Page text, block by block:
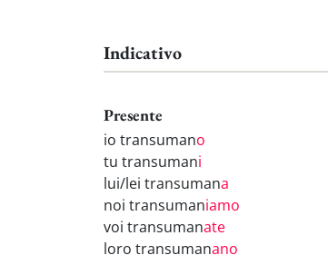
Indicativo
Presente
io transumano
tu transumani
lui/lei transumana
noi transumaniamo
voi transumanate
loro transumanano